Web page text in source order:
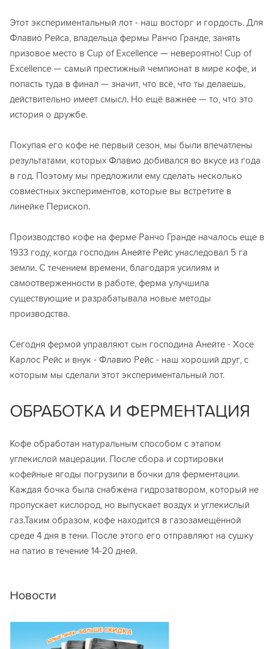
Этот экспериментальный лот - наш восторг и гордость. Для
Флавио Рейса, владельца фермы Ранчо Гранде, занять
призовое место в Cup of Excellence — невероятно! Cup of
Excellence — самый престижный чемпионат в мире кофе, и
попасть туда в финал — значит, что всё, что ты делаешь,
действительно имеет смысл. Но ещё важнее — то, что это
история о дружбе.
Покупая его кофе не первый сезон, мы были впечатлены
результатами, которых Флавио добивался во вкусе из года
в год. Поэтому мы предложили ему сделать несколько
совместных экспериментов, которые вы встретите в
линейке Перископ.
Производство кофе на ферме Ранчо Гранде началось еще в
1933 году, когда господин Анейте Рейс унаследовал 5 га
земли. С течением времени, благодаря усилиям и
самоотверженности в работе, ферма улучшила
существующие и разрабатывала новые методы
производства.
Сегодня фермой управляют сын господина Анейте - Хосе
Карлос Рейс и внук - Флавио Рейс - наш хороший друг, с
которым мы сделали этот экспериментальный лот.
ОБРАБОТКА И ФЕРМЕНТАЦИЯ
Кофе обработан натуральным способом с этапом
углекислой мацерации. После сбора и сортировки
кофейные ягоды погрузили в бочки для ферментации.
Каждая бочка была снабжена гидрозатвором, который не
пропускает кислород, но выпускает воздух и углекислый
газ.Таким образом, кофе находится в газозамещённой
среде 4 дня в тени. После этого его отправляют на сушку
на патио в течение 14-20 дней.
Новости